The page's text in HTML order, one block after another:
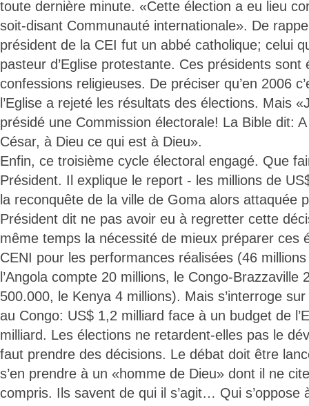
toute dernière minute. «Cette élection a eu lieu
soit-disant Communauté internationale». De
président de la CEI fut un abbé catholique; celui
pasteur d’Eglise protestante. Ces présidents sont
confessions religieuses. De préciser qu’en 2006
l’Eglise a rejeté les résultats des élections. Mais
présidé une Commission électorale! La Bible dit:
César, à Dieu ce qui est à Dieu».
Enfin, ce troisième cycle électoral engagé. Que
Président. Il explique le report - les millions de
la reconquête de la ville de Goma alors attaquée
Président dit ne pas avoir eu à regretter cette
même temps la nécessité de mieux préparer ces
CENI pour les performances réalisées (46 millions
l’Angola compte 20 millions, le Congo-Brazzaville
500.000, le Kenya 4 millions). Mais s’interroge
au Congo: US$ 1,2 milliard face à un budget de
milliard. Les élections ne retardent-elles pas le
faut prendre des décisions. Le débat doit être
s’en prendre à un «homme de Dieu» dont il ne
compris. Ils savent de qui il s’agit… Qui s’oppose